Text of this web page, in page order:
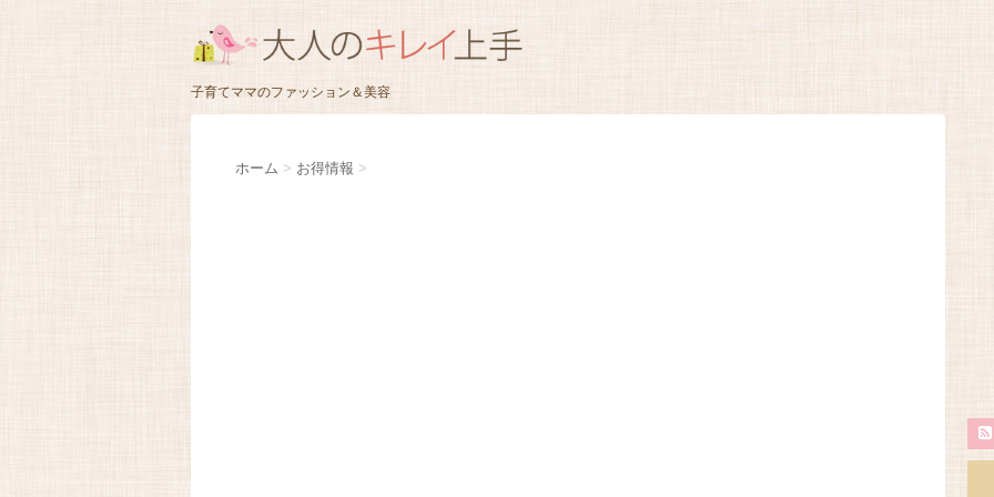
子育てママのファッション＆美容
ホーム > お得情報 >